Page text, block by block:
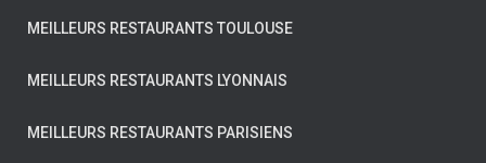
MEILLEURS RESTAURANTS TOULOUSE
MEILLEURS RESTAURANTS LYONNAIS
MEILLEURS RESTAURANTS PARISIENS